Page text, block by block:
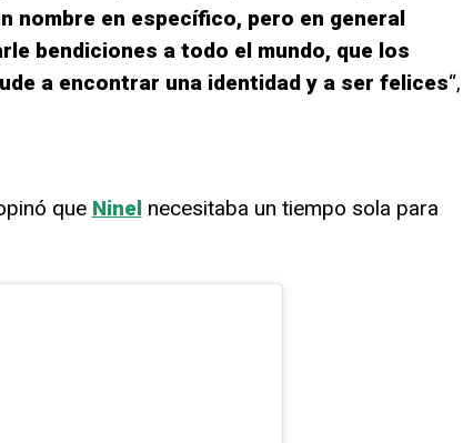
nombre en específico, pero en general
bendiciones a todo el mundo, que los
a encontrar una identidad y a ser felices“,
que Ninelnecesitaba un tiempo sola para